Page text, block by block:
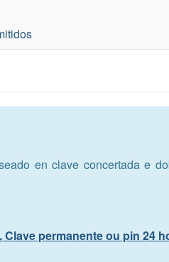
en clave concertada e
permanente ou pin 24